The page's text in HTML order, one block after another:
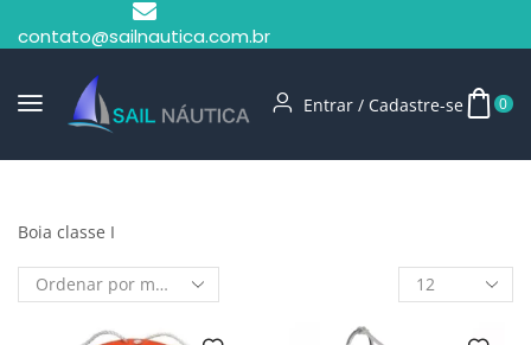
contato@sailnautica.com.br
Entrar / Cadastre-se 0
Boia classe I